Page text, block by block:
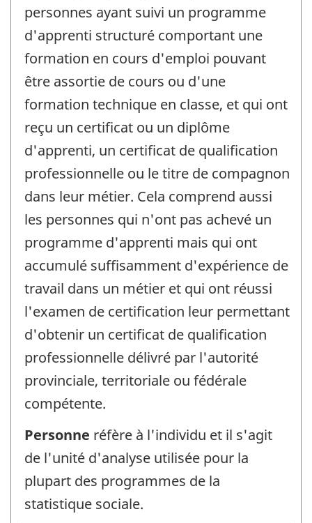
personnes ayant suivi un programme
d'apprenti structuré comportant une
formation en cours d'emploi pouvant
être assortie de cours ou d'une
formation technique en classe, et qui ont
reçu un certificat ou un diplôme
d'apprenti, un certificat de qualification
professionnelle ou le titre de compagnon
dans leur métier. Cela comprend aussi
les personnes qui n'ont pas achevé un
programme d'apprenti mais qui ont
accumulé suffisamment d'expérience de
travail dans un métier et qui ont réussi
l'examen de certification leur permettant
d'obtenir un certificat de qualification
professionnelle délivré par l'autorité
provinciale, territoriale ou fédérale
compétente.
Personne réfère à l'individu et il s'agit
de l'unité d'analyse utilisée pour la
plupart des programmes de la
statistique sociale.